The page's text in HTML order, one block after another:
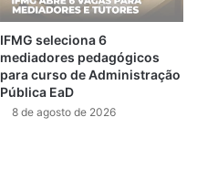
IFMG seleciona 6
mediadores pedagógicos
para curso de Administração
Pública EaD
8 de agosto de 2026